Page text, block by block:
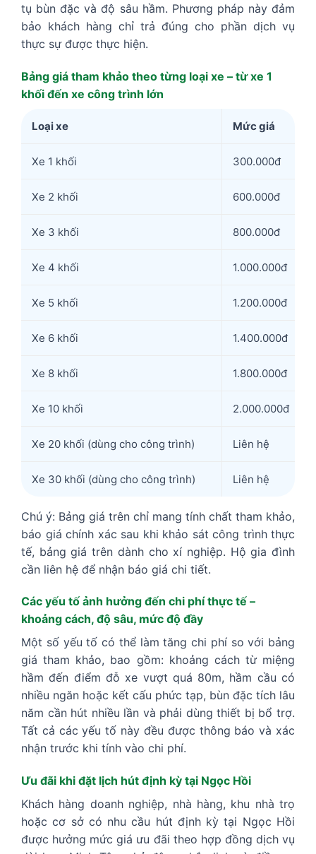
tụ bùn đặc và độ sâu hầm. Phương pháp này đảm
bảo khách hàng chỉ trả đúng cho phần dịch vụ
thực sự được thực hiện.
Bảng giá tham khảo theo từng loại xe – từ xe 1
khối đến xe công trình lớn
Loại xe Mức giá
Xe 1 khối 300.000đ
Xe 2 khối 600.000đ
Xe 3 khối 800.000đ
Xe 4 khối 1.000.000đ
Xe 5 khối 1.200.000đ
Xe 6 khối 1.400.000đ
Xe 8 khối 1.800.000đ
Xe 10 khối 2.000.000đ
Xe 20 khối (dùng cho công trình) Liên hệ
Xe 30 khối (dùng cho công trình) Liên hệ
Chú ý: Bảng giá trên chỉ mang tính chất tham khảo,
báo giá chính xác sau khi khảo sát công trình thực
tế, bảng giá trên dành cho xí nghiệp. Hộ gia đình
cần liên hệ để nhận báo giá chi tiết.
Các yếu tố ảnh hưởng đến chi phí thực tế –
khoảng cách, độ sâu, mức độ đầy
Một số yếu tố có thể làm tăng chi phí so với bảng
giá tham khảo, bao gồm: khoảng cách từ miệng
hầm đến điểm đỗ xe vượt quá 80m, hầm cầu có
nhiều ngăn hoặc kết cấu phức tạp, bùn đặc tích lâu
năm cần hút nhiều lần và phải dùng thiết bị bổ trợ.
Tất cả các yếu tố này đều được thông báo và xác
nhận trước khi tính vào chi phí.
Ưu đãi khi đặt lịch hút định kỳ tại Ngọc Hồi
Khách hàng doanh nghiệp, nhà hàng, khu nhà trọ
hoặc cơ sở có nhu cầu hút định kỳ tại Ngọc Hồi
được hưởng mức giá ưu đãi theo hợp đồng dịch vụ